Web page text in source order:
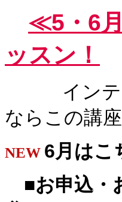
≪5・6
ッスン！
インテリ
ならこの講座
NEW 6月は
■お申込・